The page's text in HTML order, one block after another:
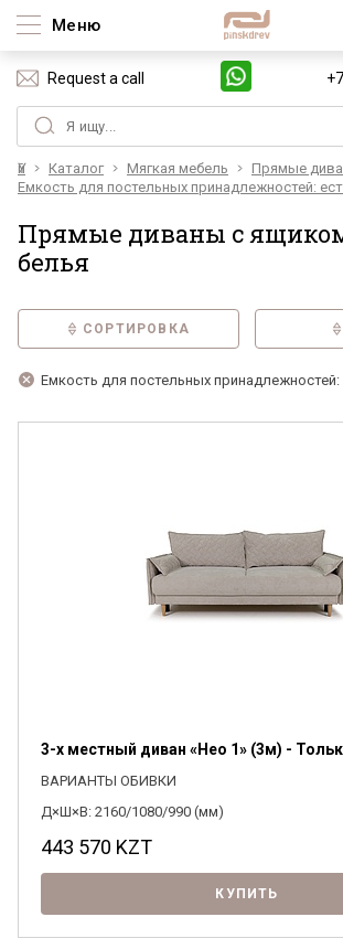
Меню
Request a call
Үй Каталог Мягкая мебель
Прямые
Емкость для постельных принадлежностей:
Прямые диваны с
белья
СОРТИРОВКА
Емкость для постельных принадлежностей:
3-х местный диван «Нео 1» (3м) -
ВАРИАНТЫ ОБИВКИ
Д×Ш×В: 2160/1080/990 (мм)
443 570 KZT
КУПИТЬ